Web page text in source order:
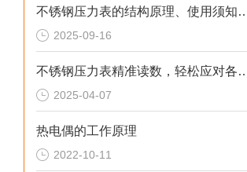
不锈钢压力表的结构原理、使
2025-09-16
不锈钢压力表精准读数，
2025-04-07
热电偶的工作原理
2022-10-11